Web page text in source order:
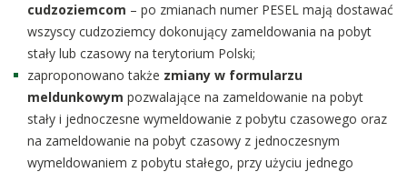
cudzoziemcom – po zmianach numer PESEL mają dostawać
wszyscy cudzoziemcy dokonujący zameldowania na pobyt
stały lub czasowy na terytorium Polski;
zaproponowano także zmiany w formularzu
meldunkowym pozwalające na zameldowanie na pobyt
stały i jednoczesne wymeldowanie z pobytu czasowego oraz
na zameldowanie na pobyt czasowy z jednoczesnym
wymeldowaniem z pobytu stałego, przy użyciu jednego